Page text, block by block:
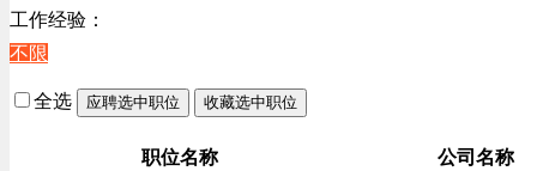
客服及凯发娱乐网址的技术支持类
高级管理类
电子/电器/半导体类
电力电气/能源/自动化
咨询/顾问/法律类
工作经验：
不限
全选 应聘选中职位 收藏选中职位
职位名称
公司名称